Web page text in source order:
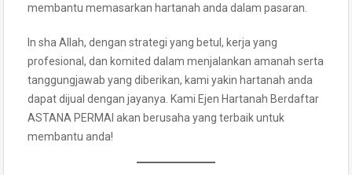
membantu memasarkan hartanah anda dalam pasaran.
In sha Allah, dengan strategi yang betul, kerja yang
profesional, dan komited dalam menjalankan amanah serta
tanggungjawab yang diberikan, kami yakin hartanah anda
dapat dijual dengan jayanya. Kami Ejen Hartanah Berdaftar
ASTANA PERMAI akan berusaha yang terbaik untuk
membantu anda!